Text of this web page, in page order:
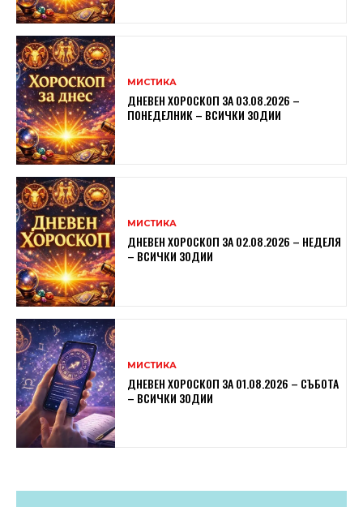
МИСТИКА
ДНЕВЕН ХОРОСКОП ЗА 03.08.2026 –
ПОНЕДЕЛНИК – ВСИЧКИ ЗОДИИ
МИСТИКА
ДНЕВЕН ХОРОСКОП ЗА 02.08.2026 – НЕДЕЛЯ
– ВСИЧКИ ЗОДИИ
МИСТИКА
ДНЕВЕН ХОРОСКОП ЗА 01.08.2026 – СЪБОТА
– ВСИЧКИ ЗОДИИ